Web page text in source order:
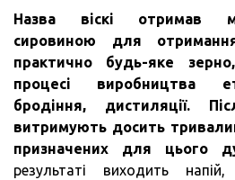
Назва віскі отримав
сировиною для
практично будь-яке
процесі виробництва
бродіння, дистиляції.
витримують досить
призначених для цього
результаті виходить